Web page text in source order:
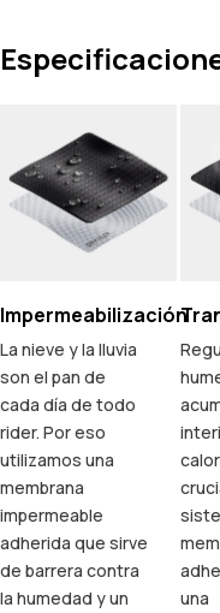
Impermeabilización
La nieve y la lluvia
son el pan de
cada día de todo
rider. Por eso
utilizamos una
membrana
impermeable
adherida que sirve
de barrera contra
la humedad y un
una